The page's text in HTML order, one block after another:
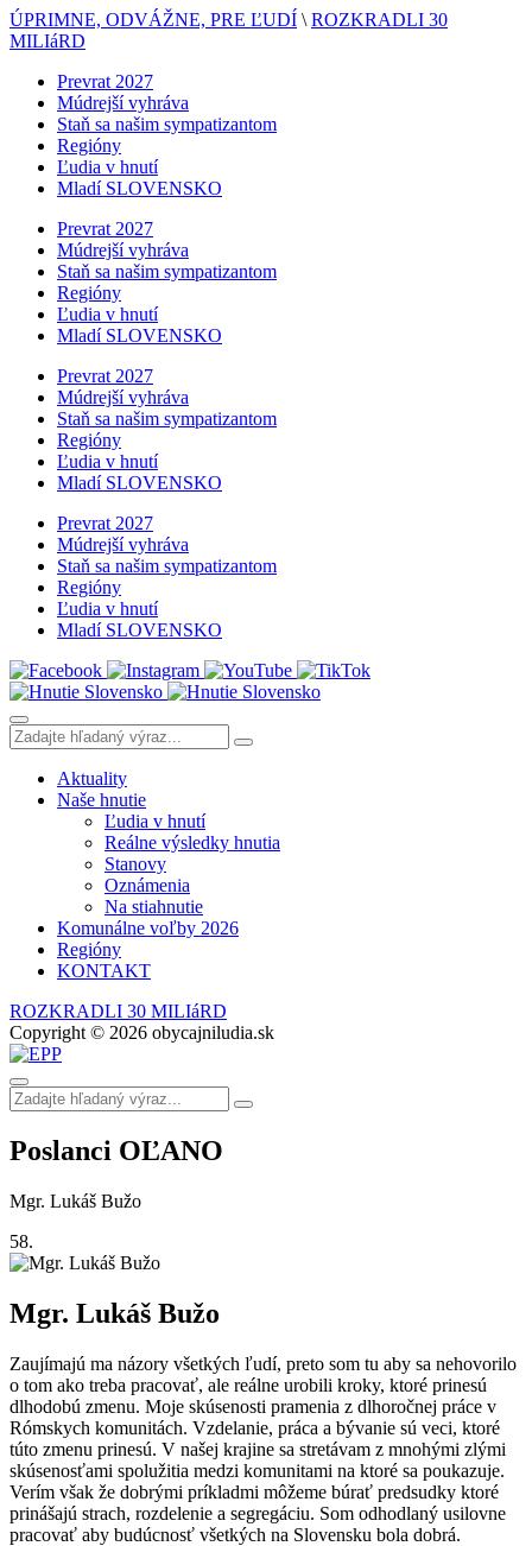
ÚPRIMNE, ODVÁŽNE, PRE ĽUDÍ \ ROZKRADLI 30
MILIáRD
Prevrat 2027
Múdrejší vyhráva
Staň sa našim sympatizantom
Regióny
Ľudia v hnutí
Mladí SLOVENSKO
Prevrat 2027
Múdrejší vyhráva
Staň sa našim sympatizantom
Regióny
Ľudia v hnutí
Mladí SLOVENSKO
Prevrat 2027
Múdrejší vyhráva
Staň sa našim sympatizantom
Regióny
Ľudia v hnutí
Mladí SLOVENSKO
Prevrat 2027
Múdrejší vyhráva
Staň sa našim sympatizantom
Regióny
Ľudia v hnutí
Mladí SLOVENSKO
Aktuality
Naše hnutie
Ľudia v hnutí
Reálne výsledky hnutia
Stanovy
Oznámenia
Na stiahnutie
Komunálne voľby 2026
Regióny
KONTAKT
ROZKRADLI 30 MILIáRD
Copyright © 2026 obycajniludia.sk
Poslanci OĽANO
Mgr. Lukáš Bužo
58.
Mgr. Lukáš Bužo
Zaujímajú ma názory všetkých ľudí, preto som tu aby sa nehovorilo
o tom ako treba pracovať, ale reálne urobili kroky, ktoré prinesú
dlhodobú zmenu. Moje skúsenosti pramenia z dlhoročnej práce v
Rómskych komunitách. Vzdelanie, práca a bývanie sú veci, ktoré
túto zmenu prinesú. V našej krajine sa stretávam z mnohými zlými
skúsenosťami spolužitia medzi komunitami na ktoré sa poukazuje.
Verím však že dobrými príkladmi môžeme búrať predsudky ktoré
prinášajú strach, rozdelenie a segregáciu. Som odhodlaný usilovne
pracovať aby budúcnosť všetkých na Slovensku bola dobrá.